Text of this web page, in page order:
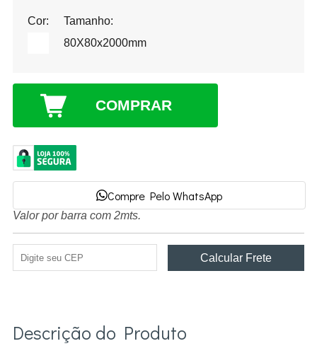
Cor:
Tamanho:
80X80x2000mm
COMPRAR
Compre Pelo WhatsApp
Valor por barra com 2mts.
Descrição do Produto